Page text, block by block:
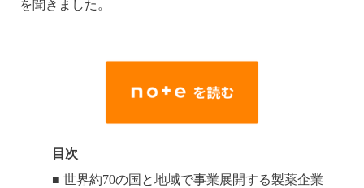
を聞きました。
目次
■ 世界約70の国と地域で事業展開する製薬企業